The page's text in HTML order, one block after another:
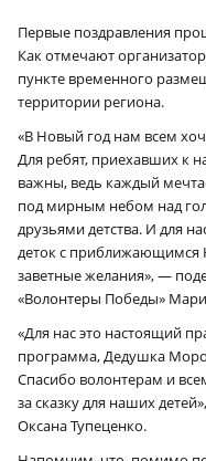
Первые поздравления
Как отмечают
пункте временного
территории региона.
«В Новый год нам всем
Для ребят, приехавших к
важны, ведь каждый
под мирным небом над
друзьями детства. И для
деток с приближающимся
заветные желания», —
«Волонтеры Победы»
«Для нас это настоящий
программа, Дедушка
Спасибо волонтерам и
за сказку для наших
Оксана Тупеценко.